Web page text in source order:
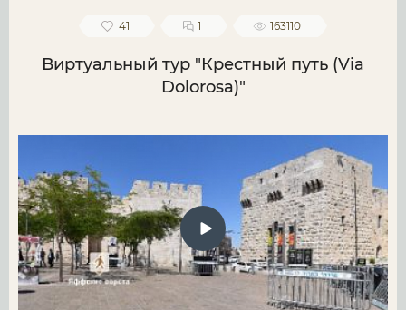
41 1 163110
Виртуальный тур "Крестный путь (Via
Dolorosa)"